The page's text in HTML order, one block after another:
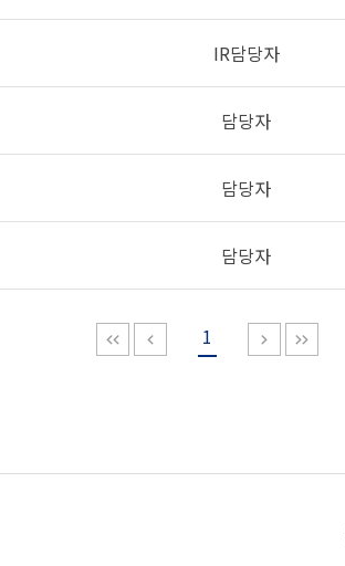
IR담당자
담당자
담당자
담당자
1